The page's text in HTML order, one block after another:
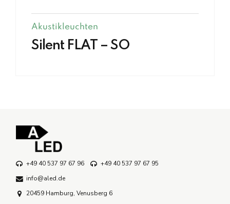
Akustikleuchten
Silent FLAT – SO
+49 40 537 97 67 96
+49 40 537 97 67 95
info@aled.de
20459 Hamburg, Venusberg 6